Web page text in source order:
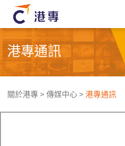
港專通訊
關於港專>傳媒中心>港專通訊